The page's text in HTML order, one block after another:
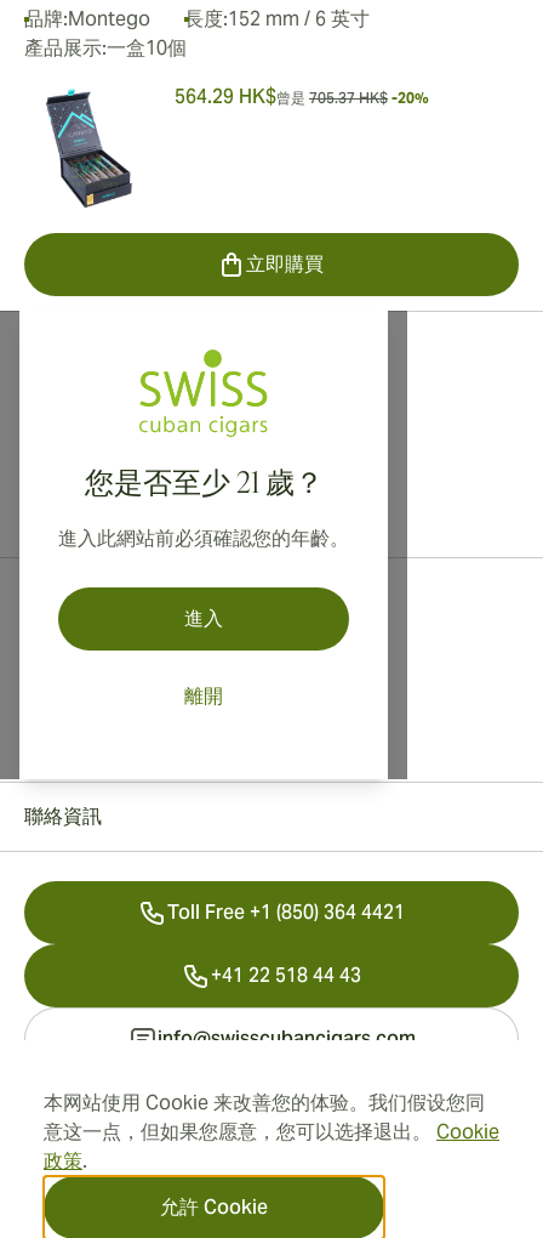
本网站使用 Cookie 来改善您的体验。我们假设您同
意这一点，但如果您愿意，您可以选择退出。 Cookie
政策.
允許 Cookie
品牌:Montego 長度:152 mm / 6 英寸
產品展示:一盒10個
564.29 HK$曾是 705.37 HK$ -20%
立即購買
您是否至少 21 歲？
進入此網站前必須確認您的年齡。
進入
離開
地址
資訊
聯絡資訊
Toll Free +1 (850) 364 4421
+41 22 518 44 43
info@swisscubancigars.com